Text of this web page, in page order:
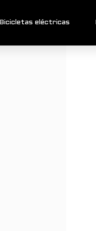
Bicicletas eléctricas